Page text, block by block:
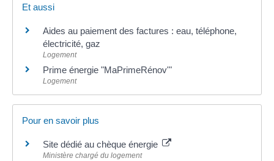
Et aussi
Aides au paiement des factures : eau, téléphone,
électricité, gaz
Logement
Prime énergie "MaPrimeRénov'"
Logement
Pour en savoir plus
Site dédié au chèque énergie
Ministère chargé du logement